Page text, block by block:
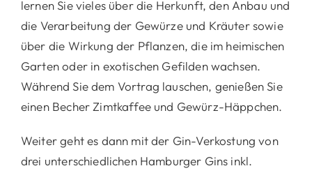
lernen Sie vieles über die Herkunft, den Anbau und
die Verarbeitung der Gewürze und Kräuter sowie
über die Wirkung der Pflanzen, die im heimischen
Garten oder in exotischen Gefilden wachsen.
Während Sie dem Vortrag lauschen, genießen Sie
einen Becher Zimtkaffee und Gewürz-Häppchen.
Weiter geht es dann mit der Gin-Verkostung von
drei unterschiedlichen Hamburger Gins inkl.